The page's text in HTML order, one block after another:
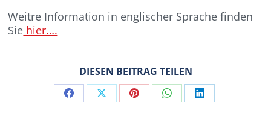
Weitre Information in englischer Sprache finden
Sie hier….
DIESEN BEITRAG TEILEN
Share Share Share Share Share